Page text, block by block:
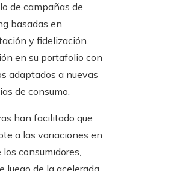
de campañas de
basadas en
y fidelización.
en su portafolio con
adaptados a nuevas
de consumo.
han facilitado que
a las variaciones en
consumidores,